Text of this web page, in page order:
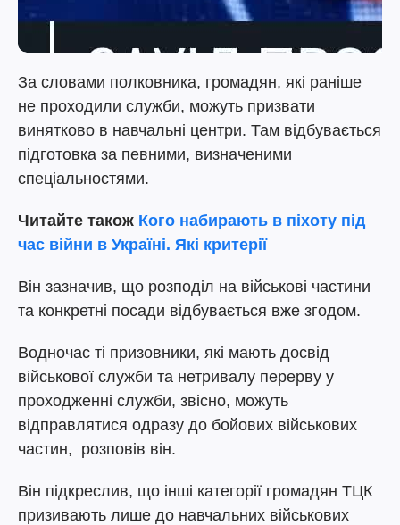
За словами полковника, громадян, які раніше
не проходили служби, можуть призвати
винятково в навчальні центри. Там відбувається
підготовка за певними, визначеними
спеціальностями.
Читайте також Кого набирають в піхоту під
час війни в Україні. Які критерії
Він зазначив, що розподіл на військові частини
та конкретні посади відбувається вже згодом.
Водночас ті призовники, які мають досвід
військової служби та нетривалу перерву у
проходженні служби, звісно, можуть
відправлятися одразу до бойових військових
частин, розповів він.
Він підкреслив, що інші категорії громадян ТЦК
призивають лише до навчальних військових